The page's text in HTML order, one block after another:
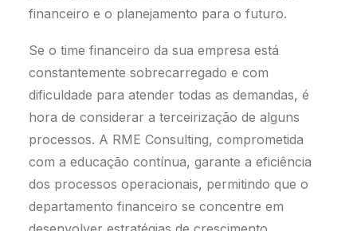
financeiro e o planejamento para o futuro.
Se o time financeiro da sua empresa está
constantemente sobrecarregado e com
dificuldade para atender todas as demandas, é
hora de considerar a terceirização de alguns
processos. A RME Consulting, comprometida
com a educação contínua, garante a eficiência
dos processos operacionais, permitindo que o
departamento financeiro se concentre em